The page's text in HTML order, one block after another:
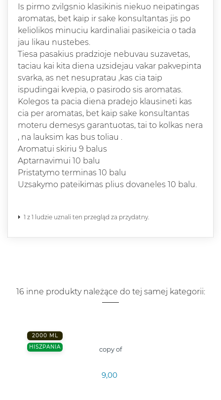
Is pirmo zvilgsnio klasikinis niekuo neipatingas
aromatas, bet kaip ir sake konsultantas jis po
keliolikos minuciu kardinaliai pasikeicia o tada
jau likau nustebes.
Tiesa pasakius pradzioje nebuvau suzavetas,
taciau kai kita diena uzsidejau vakar pakvepinta
svarka, as net nesupratau ,kas cia taip
ispudingai kvepia, o pasirodo sis aromatas.
Kolegos ta pacia diena pradejo klausineti kas
cia per aromatas, bet kaip sake konsultantas
moteru demesys garantuotas, tai to kolkas nera
, na lauksim kas bus toliau .
Aromatui skiriu 9 balus
Aptarnavimui 10 balu
Pristatymo terminas 10 balu
Uzsakymo pateikimas plius dovaneles 10 balu.
1 z 1 ludzie uznali ten przegląd za przydatny.
16 inne produkty należące do tej samej kategorii:
2000 ML
HISZPANIA
copy of
9,00